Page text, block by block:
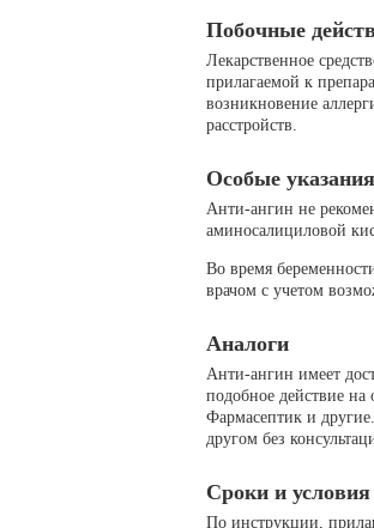
Побочные
Лекарственное
прилагаемой к
возникновение
расстройств.
Особые указания
Анти-ангин не
аминосалициловой
Во время
врачом с учетом
Аналоги
Анти-ангин имеет
подобное действие
Фармасептик и
другом без
Сроки и
По инструкции,